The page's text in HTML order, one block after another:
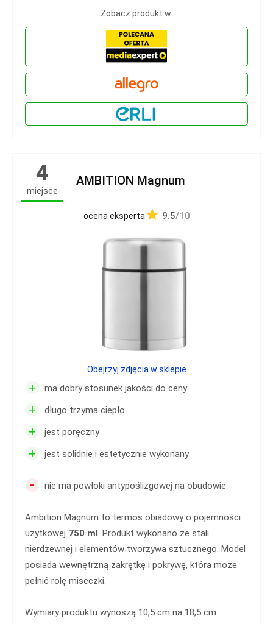
Zobacz produkt w:
4
miejsce
AMBITION Magnum
ocena eksperta 9.5/10
+ ma dobry stosunek jakości do ceny
+ długo trzyma ciepło
+ jest poręczny
+ jest solidnie i estetycznie wykonany
- nie ma powłoki antypoślizgowej na obudowie
Ambition Magnum to termos obiadowy o pojemności
użytkowej 750 ml. Produkt wykonano ze stali
nierdzewnej i elementów tworzywa sztucznego. Model
posiada wewnętrzną zakrętkę i pokrywę, która może
pełnić rolę miseczki.
Wymiary produktu wynoszą 10,5 cm na 18,5 cm.
Obejrzyj zdjęcia w sklepie